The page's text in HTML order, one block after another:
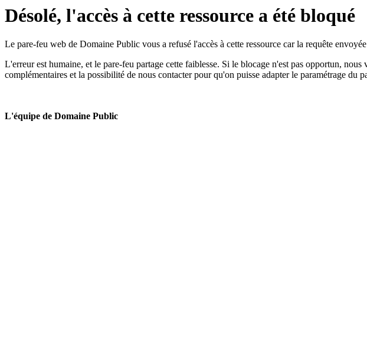
Désolé, l'accès à cette ressource a été bloqué
Le pare-feu web de Domaine Public vous a refusé l'accès à cette ressource car la requête
L'erreur est humaine, et le pare-feu partage cette faiblesse. Si le blocage n'est pas opportun,
complémentaires et la possibilité de nous contacter pour qu'on puisse adapter le paramétrage du
L'équipe de Domaine Public